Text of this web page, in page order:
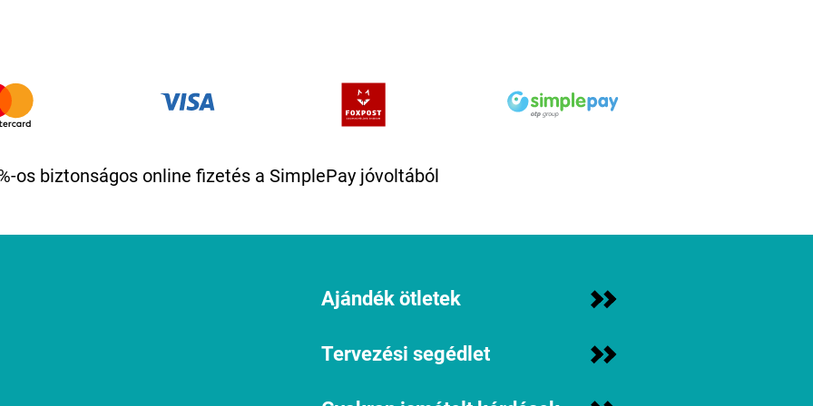
os biztonságos online fizetés a SimplePay jóvoltából
Ajándék ötletek
Tervezési segédlet